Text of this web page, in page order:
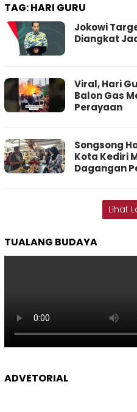
TAG:HARI GURU
Jokowi
Diangkat
Viral, Hari
Balon Gas
Perayaan
Songsong
Kota Kediri
Dagangan
Lihat
TUALANG BUDAYA
ADVETORIAL